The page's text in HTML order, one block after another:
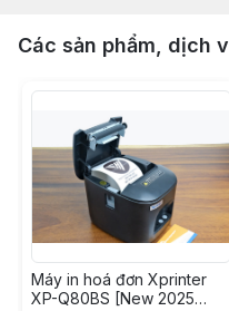
Cổng kết nối
Công suất quản lý
Thời gian xác minh
CÁC THÔNG SỐ KHÁC
Các sản phẩm, dịch
Máy in hoá đơn Xprinter
XP-Q80BS [New 2025